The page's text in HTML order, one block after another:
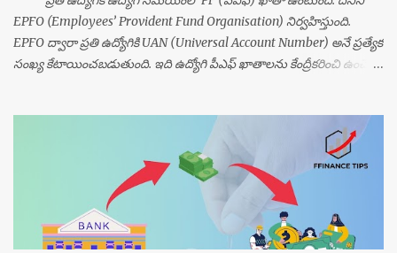
EPFO (Employees’ Provident Fund Organisation) నిర్వహిస్తుంది.
EPFO ద్వారా ప్రతి ఉద్యోగికి UAN (Universal Account Number) అనే ప్రత్యేక
సంఖ్య కేటాయించబడుతుంది. ఇది ఉద్యోగి పీఎఫ్ ఖాతాలను కేంద్రీకరించి ఉంచేలా
ఆన్లైన్‌లో పొందవచ్చు. ఈ వ్యాసంలో మీరు మీ UAN నంబర్‌ను ఎలా యాక్టివేట్
చేయాలో వివరణాత్మకంగా తెలుసుకుందాం. ✅ UAN అంటే ఏమిటి? UAN అంటే
యూనివర్సల్ అకౌంట్ నంబర్ . ఇది 12 అంకెల సంఖ్యగా ఉంటుంది. మీరు ఉద్యోగం
మారినప్పుడు కొత్త PF ఖాతా వస్తుంది, కానీ UAN మాత్రం మారదు. మీకు
జీవితాంతం ఒక్క UAN నంబరే ఉంటుంది. ఇది మీరు పాత, కొత్త ఉద్యోగాల్లో
పొందిన అన్ని PF ఖాతాలను ఒకేచోట కనెక్ట్ చేయడానికి ఉపయోగపడుతుంది. ✅